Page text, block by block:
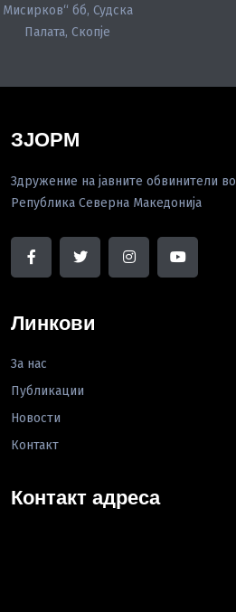
Мисирков“ бб, Судска
Палата, Скопје
ЗЈОРМ
Здружение на јавните обвинители во
Република Северна Македонија
Линкови
За нас
Публикации
Новости
Контакт
Контакт адреса